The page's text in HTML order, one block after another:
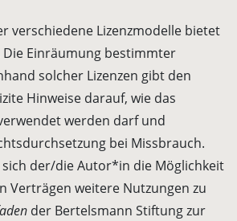
verschiedene Lizenzmodelle bietet
Die Einräumung bestimmter
solcher Lizenzen gibt den
Hinweise darauf, wie das
werden darf und
bei Missbrauch.
sich der/die Autor*in die Möglichkeit
Verträgen weitere Nutzungen zu
der Bertelsmann Stiftung zur